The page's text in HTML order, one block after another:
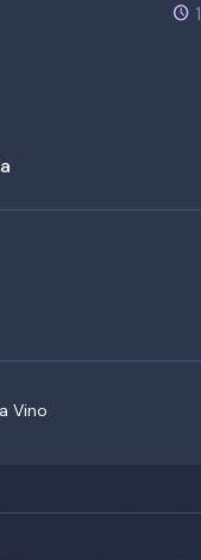
Vino